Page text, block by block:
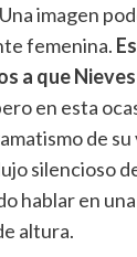
femenina.
a que
en esta
de su
silencioso
hablar en
altura.